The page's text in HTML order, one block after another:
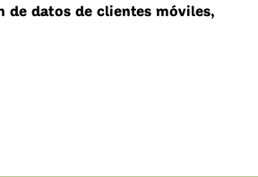
de datos de clientes móviles,